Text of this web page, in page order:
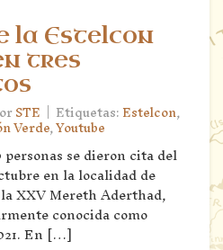
la Estelcon
tres
STE | Etiquetas:Estelcon,
Verde,Youtube
personas se dieron cita del
en la localidad de
XXV Mereth Aderthad,
conocida como
En […]